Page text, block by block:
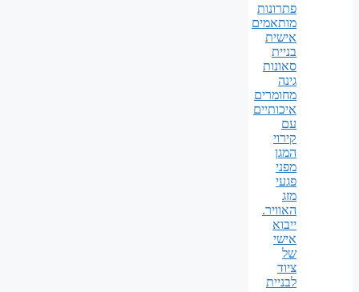
פתרונות
מותאמים
אישית
בניית
סאונות
גינה
מחומרים
איכותיים
עם
קירוי
המגן
מפני
פגעי
מזג
האוויר.
ייבוא
אישי
של
ציוד
לבניית